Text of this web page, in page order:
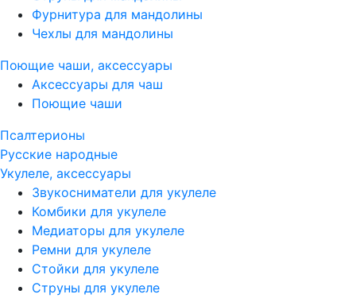
Фурнитура для мандолины
Чехлы для мандолины
Поющие чаши, аксессуары
Аксессуары для чаш
Поющие чаши
Псалтерионы
Русские народные
Укулеле, аксессуары
Звукосниматели для укулеле
Комбики для укулеле
Медиаторы для укулеле
Ремни для укулеле
Стойки для укулеле
Струны для укулеле